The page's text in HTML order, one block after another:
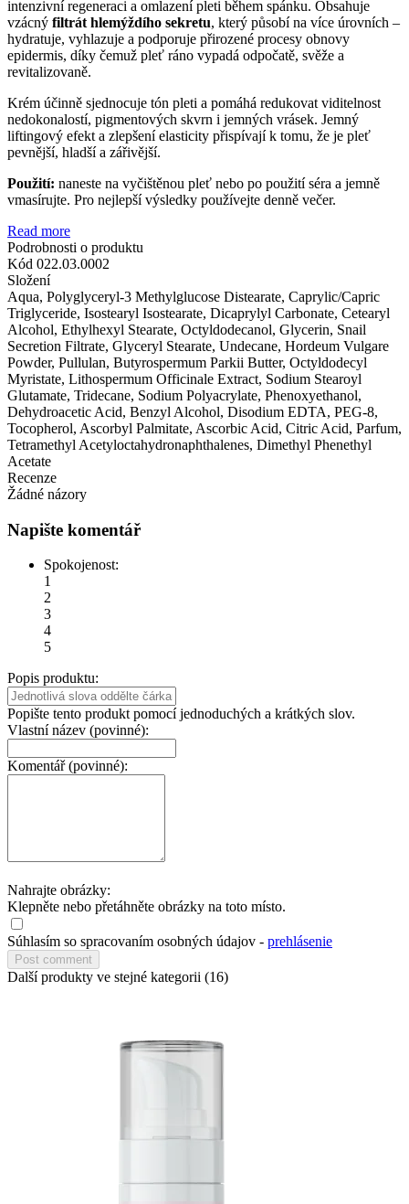
intenzivní regeneraci a omlazení pleti během spánku. Obsahuje
vzácný filtrát hlemýždího sekretu, který působí na více úrovních –
hydratuje, vyhlazuje a podporuje přirozené procesy obnovy
epidermis, díky čemuž pleť ráno vypadá odpočatě, svěže a
revitalizovaně.
Krém účinně sjednocuje tón pleti a pomáhá redukovat viditelnost
nedokonalostí, pigmentových skvrn i jemných vrásek. Jemný
liftingový efekt a zlepšení elasticity přispívají k tomu, že je pleť
pevnější, hladší a zářivější.
Použití: naneste na vyčištěnou pleť nebo po použití séra a jemně
vmasírujte. Pro nejlepší výsledky používejte denně večer.
Read more
Podrobnosti o produktu
Kód 022.03.0002
Složení
Aqua, Polyglyceryl-3 Methylglucose Distearate, Caprylic/Capric
Triglyceride, Isostearyl Isostearate, Dicaprylyl Carbonate, Cetearyl
Alcohol, Ethylhexyl Stearate, Octyldodecanol, Glycerin, Snail
Secretion Filtrate, Glyceryl Stearate, Undecane, Hordeum Vulgare
Powder, Pullulan, Butyrospermum Parkii Butter, Octyldodecyl
Myristate, Lithospermum Officinale Extract, Sodium Stearoyl
Glutamate, Tridecane, Sodium Polyacrylate, Phenoxyethanol,
Dehydroacetic Acid, Benzyl Alcohol, Disodium EDTA, PEG-8,
Tocopherol, Ascorbyl Palmitate, Ascorbic Acid, Citric Acid, Parfum,
Tetramethyl Acetyloctahydronaphthalenes, Dimethyl Phenethyl
Acetate
Recenze
Žádné názory
Napište komentář
Spokojenost:
1
2
3
4
5
Popis produktu:
Popište tento produkt pomocí jednoduchých a krátkých slov.
Vlastní název (povinné):
Komentář (povinné):
Nahrajte obrázky:
Klepněte nebo přetáhněte obrázky na toto místo.
Súhlasím so spracovaním osobných údajov - prehlásenie
Další produkty ve stejné kategorii (16)